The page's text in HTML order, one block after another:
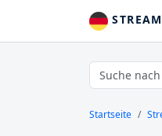
Startseite